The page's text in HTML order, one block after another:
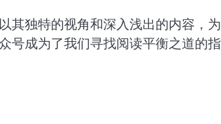
其独特的视角和深入浅出的内容，
号成为了我们寻找阅读平衡之道的